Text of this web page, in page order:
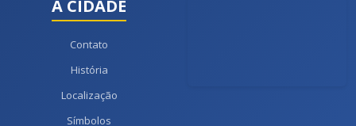
A CIDADE
Contato
História
Localização
Símbolos